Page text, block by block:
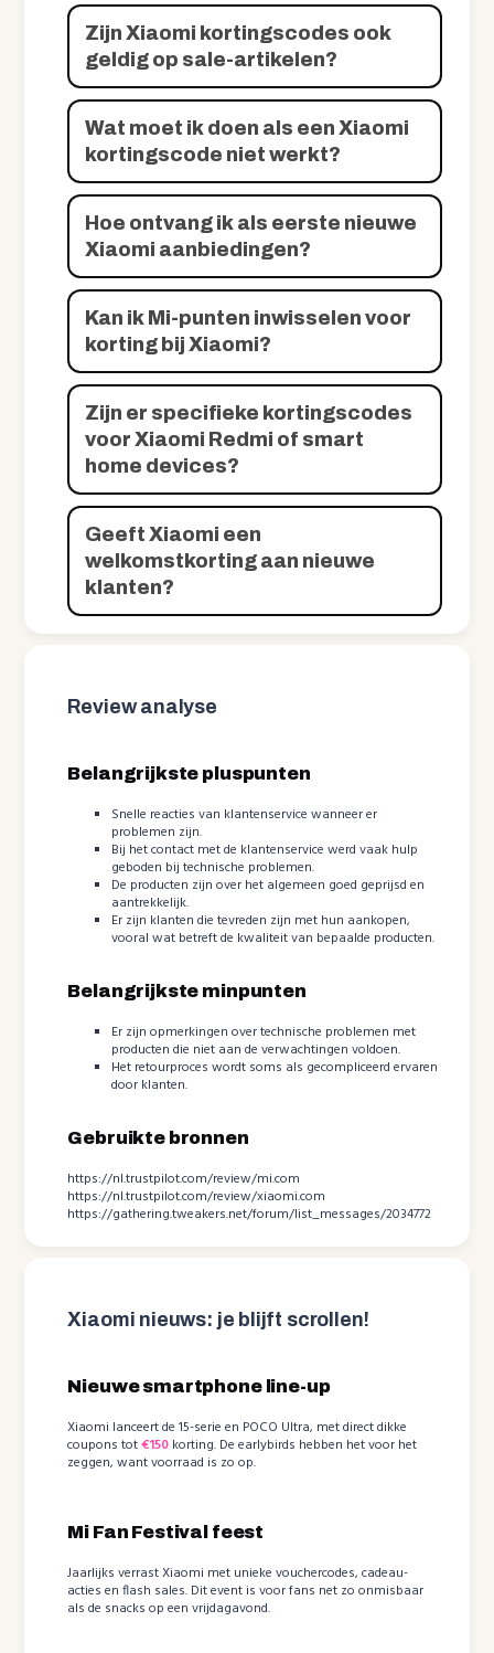
Zijn Xiaomi kortingscodes ook
geldig op sale-artikelen?
Wat moet ik doen als een Xiaomi
kortingscode niet werkt?
Hoe ontvang ik als eerste nieuwe
Xiaomi aanbiedingen?
Kan ik Mi-punten inwisselen voor
korting bij Xiaomi?
Zijn er specifieke kortingscodes
voor Xiaomi Redmi of smart
home devices?
Geeft Xiaomi een
welkomstkorting aan nieuwe
klanten?
Review analyse
Belangrijkste pluspunten
Snelle reacties van klantenservice wanneer er
problemen zijn.
Bij het contact met de klantenservice werd vaak hulp
geboden bij technische problemen.
De producten zijn over het algemeen goed geprijsd en
aantrekkelijk.
Er zijn klanten die tevreden zijn met hun aankopen,
vooral wat betreft de kwaliteit van bepaalde producten.
Belangrijkste minpunten
Er zijn opmerkingen over technische problemen met
producten die niet aan de verwachtingen voldoen.
Het retourproces wordt soms als gecompliceerd ervaren
door klanten.
Gebruikte bronnen
https://nl.trustpilot.com/review/mi.com
https://nl.trustpilot.com/review/xiaomi.com
https://gathering.tweakers.net/forum/list_messages/2034772
Xiaomi nieuws: je blijft scrollen!
Nieuwe smartphone line-up
Xiaomi lanceert de 15-serie en POCO Ultra, met direct dikke
coupons tot€150 korting. De earlybirds hebben het voor het
zeggen, want voorraad is zo op.
Mi Fan Festival feest
Jaarlijks verrast Xiaomi met unieke vouchercodes, cadeau-
acties en flash sales. Dit event is voor fans net zo onmisbaar
als de snacks op een vrijdagavond.